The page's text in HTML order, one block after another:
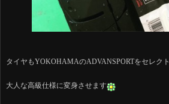
タイヤもYOKOHAMAのADVANSPORTをセレクト
大人な高級仕様に変身させます